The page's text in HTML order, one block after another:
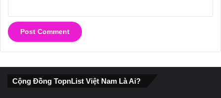
Cộng Đồng TopnList Việt Nam Là Ai?